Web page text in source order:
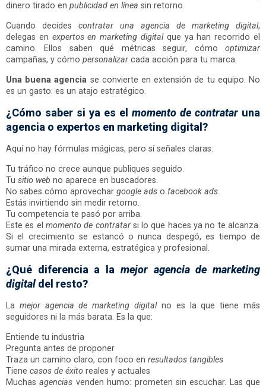
dinero tirado en publicidad en línea sin retorno.
Cuando decides contratar una agencia de marketing digital,
delegas en expertos en marketing digitalque ya han recorrido el
camino. Ellos saben qué métricas seguir, cómo optimizar
campañas, y cómo personalizar cada acción para tu marca.
Una buena agencia se convierte en extensión de tu equipo. No
es un gasto: es un atajo estratégico.
¿Cómo saber si ya es el momento de contratar una
agencia o expertos en marketing digital?
Aquí no hay fórmulas mágicas, pero sí señales claras:
Tu tráfico no crece aunque publiques seguido.
Tu sitio web no aparece en buscadores.
No sabes cómo aprovechar google ads o facebook ads
Estás invirtiendo sin medir retorno.
Tu competencia te pasó por arriba.
Este es el momento de contratarsi lo que haces ya no te alcanza.
Si el crecimiento se estancó o nunca despegó, es tiempo de
sumar una mirada externa, estratégica y profesional.
¿Qué diferencia a la mejor agencia de marketing
digital del resto?
La mejor agencia de marketing digitalno es la que tiene más
seguidores ni la más barata. Es la que:
Entiende tu industria
Pregunta antes de proponer
Traza un camino claro, con foco en resultados tangibles
Tiene casos de éxito reales y actuales
Muchasagencias venden humo: prometen sin escuchar. Las que